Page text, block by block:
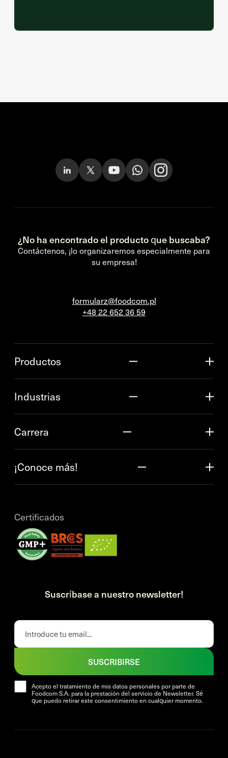
¿No ha encontrado el producto que buscaba?
Contáctenos, ¡lo organizaremos especialmente para
su empresa!
formularz@foodcom.pl
+48 22 652 36 59
Productos
Industrias
Carrera
¡Conoce más!
Certificados
Suscríbase a nuestro newsletter!
Acepto el tratamiento de mis datos personales por parte de
Foodcom S.A. para la prestación del servicio de Newsletter. Sé
que puedo retirar este consentimiento en cualquier momento.
SUSCRIBIRSE